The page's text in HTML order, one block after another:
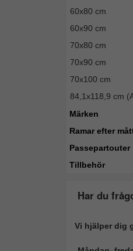
60x80 cm
60x90 cm
70x80 cm
70x90 cm
70x100 cm
84,1x118,9 cm
Märken
Ramar efter
Passepartouter
Tillbehör
Har du
Vi hjälper dig